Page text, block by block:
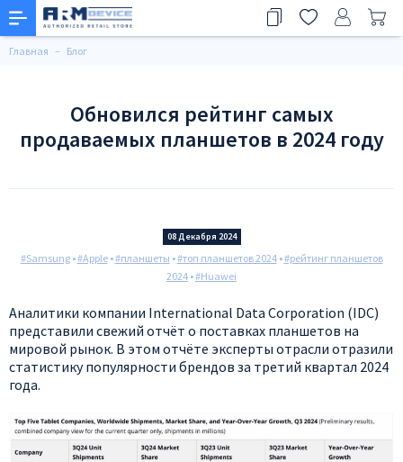
Главная Блог
Обновился рейтинг самых
продаваемых планшетов в 2024 году
08 Декабря 2024
#Samsung•#Apple•#планшеты •#топ планшетов 2024•#рейтинг планшетов
2024 •#Huawei
Аналитики компании International Data Corporation (IDC)
представили свежий отчёт о поставках планшетов на
мировой рынок. В этом отчёте эксперты отрасли отразили
статистику популярности брендов за третий квартал 2024
года.